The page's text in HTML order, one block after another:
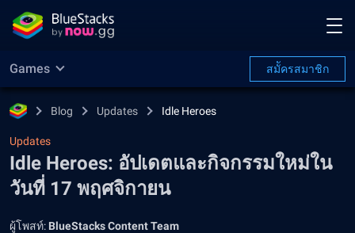
Games สมััครสมาชิก
Blog Updates Idle Heroes
Updates
Idle Heroes: อัปเดตและกิจกรรมใหม่ใน
วันที่ 17 พฤศจิกายน
ผู้โพสท์: BlueStacks Content Team